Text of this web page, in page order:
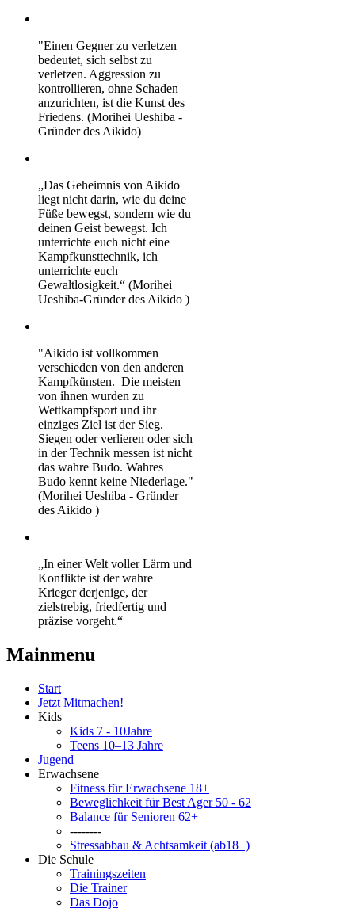
"Einen Gegner zu verletzen
bedeutet, sich selbst zu
verletzen. Aggression zu
kontrollieren, ohne Schaden
anzurichten, ist die Kunst des
Friedens. (Morihei Ueshiba -
Gründer des Aikido)
„Das Geheimnis von Aikido
liegt nicht darin, wie du deine
Füße bewegst, sondern wie du
deinen Geist bewegst. Ich
unterrichte euch nicht eine
Kampfkunsttechnik, ich
unterrichte euch
Gewaltlosigkeit.“ (Morihei
Ueshiba-Gründer des Aikido )
"Aikido ist vollkommen
verschieden von den anderen
Kampfkünsten. Die meisten
von ihnen wurden zu
Wettkampfsport und ihr
einziges Ziel ist der Sieg.
Siegen oder verlieren oder sich
in der Technik messen ist nicht
das wahre Budo. Wahres
Budo kennt keine Niederlage."
(Morihei Ueshiba - Gründer
des Aikido )
„In einer Welt voller Lärm und
Konflikte ist der wahre
Krieger derjenige, der
zielstrebig, friedfertig und
präzise vorgeht.“
Mainmenu
Start
Jetzt Mitmachen!
Kids
Kids 7 - 10Jahre
Teens 10–13 Jahre
Jugend
Erwachsene
Fitness für Erwachsene 18+
Beweglichkeit für Best Ager 50 - 62
Balance für Senioren 62+
--------
Stressabbau & Achtsamkeit (ab18+)
Die Schule
Trainingszeiten
Die Trainer
Das Dojo